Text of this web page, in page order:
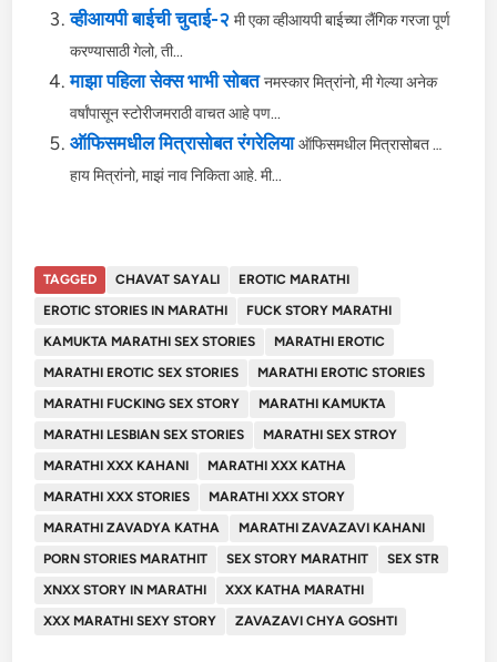
व्हीआयपी बाईची चुदाई-२ मी एका व्हीआयपी बाईच्या लैंगिक गरजा पूर्ण
करण्यासाठी गेलो, ती...
माझा पहिला सेक्स भाभी सोबत नमस्कार मित्रांनो, मी गेल्या अनेक
वर्षांपासून स्टोरीजमराठी वाचत आहे पण...
ऑफिसमधील मित्रासोबत रंगरेलिया ऑफिसमधील मित्रासोबत …
हाय मित्रांनो, माझं नाव निकिता आहे. मी...
TAGGED CHAVAT SAYALI
EROTIC MARATHI
EROTIC STORIES IN MARATHI
FUCK STORY MARATHI
KAMUKTA MARATHI SEX STORIES
MARATHI EROTIC
MARATHI EROTIC SEX STORIES
MARATHI EROTIC STORIES
MARATHI FUCKING SEX STORY
MARATHI KAMUKTA
MARATHI LESBIAN SEX STORIES
MARATHI SEX STROY
MARATHI XXX KAHANI
MARATHI XXX KATHA
MARATHI XXX STORIES
MARATHI XXX STORY
MARATHI ZAVADYA KATHA
MARATHI ZAVAZAVI KAHANI
PORN STORIES MARATHIT
SEX STORY MARATHIT
SEX STR
XNXX STORY IN MARATHI
XXX KATHA MARATHI
XXX MARATHI SEXY STORY
ZAVAZAVI CHYA GOSHTI